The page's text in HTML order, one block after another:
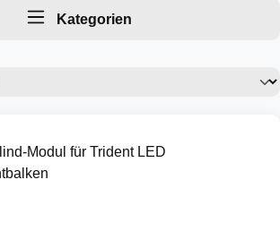
oder einfach nur eine
Ihren Warnbalken. Hier werden
Kategorien